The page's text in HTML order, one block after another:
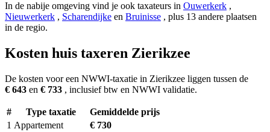
In de nabije omgeving vind je ook taxateurs in Ouwerkerk ,
Nieuwerkerk , Scharendijke en Bruinisse , plus 13 andere plaatsen
in de regio.
Kosten huis taxeren Zierikzee
De kosten voor een NWWI-taxatie in Zierikzee liggen tussen de
€ 643 en € 733 , inclusief btw en NWWI validatie.
# Type taxatie
Gemiddelde prijs
1 Appartement
€ 730